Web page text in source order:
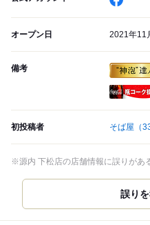
オープン日 2021年11
備考
初投稿者 そば屋 （
※源内 下松店の店舗情報に誤りがあ
誤り